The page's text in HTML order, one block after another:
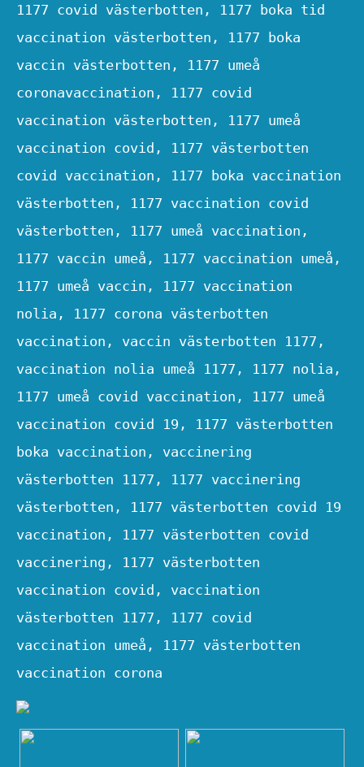
1177 covid västerbotten, 1177 boka tid
vaccination västerbotten, 1177 boka
vaccin västerbotten, 1177 umeå
coronavaccination, 1177 covid
vaccination västerbotten, 1177 umeå
vaccination covid, 1177 västerbotten
covid vaccination, 1177 boka vaccination
västerbotten, 1177 vaccination covid
västerbotten, 1177 umeå vaccination,
1177 vaccin umeå, 1177 vaccination umeå,
1177 umeå vaccin, 1177 vaccination
nolia, 1177 corona västerbotten
vaccination, vaccin västerbotten 1177,
vaccination nolia umeå 1177, 1177 nolia,
1177 umeå covid vaccination, 1177 umeå
vaccination covid 19, 1177 västerbotten
boka vaccination, vaccinering
västerbotten 1177, 1177 vaccinering
västerbotten, 1177 västerbotten covid 19
vaccination, 1177 västerbotten covid
vaccinering, 1177 västerbotten
vaccination covid, vaccination
västerbotten 1177, 1177 covid
vaccination umeå, 1177 västerbotten
vaccination corona